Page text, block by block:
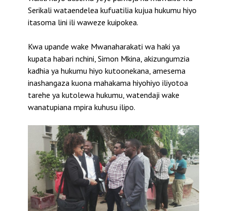
Serikali wataendelea kufuatilia kujua hukumu hiyo
itasoma lini ili waweze kuipokea.
Kwa upande wake Mwanaharakati wa haki ya
kupata habari nchini, Simon Mkina, akizungumzia
kadhia ya hukumu hiyo kutoonekana, amesema
inashangaza kuona mahakama hiyohiyo iliyotoa
tarehe ya kutolewa hukumu, watendaji wake
wanatupiana mpira kuhusu ilipo.